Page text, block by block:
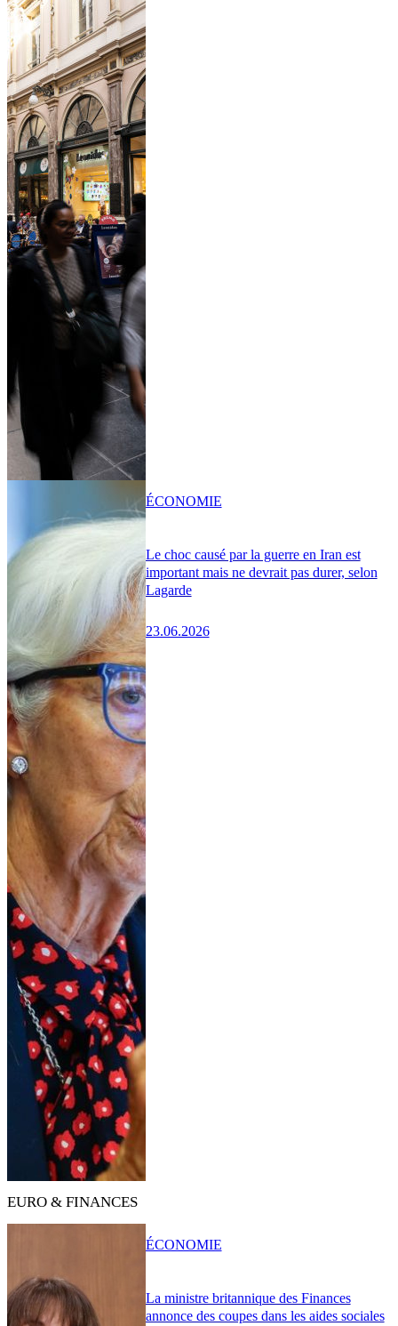
Le choc causé par la guerre en Iran est
important mais ne devrait pas durer, selon
Lagarde
23.06.2026
ÉCONOMIE
EURO & FINANCES
La ministre britannique des Finances
annonce des coupes dans les aides sociales
ÉCONOMIE